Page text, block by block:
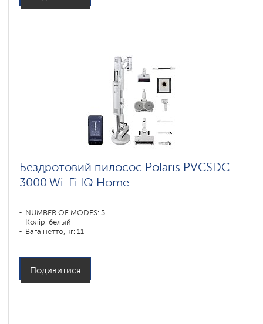
Бездротовий пилосос Polaris PVCSDC
3000 Wi-Fi IQ Home
NUMBER OF MODES: 5
Колір: белый
Вага нетто, кг: 11
Подивитися